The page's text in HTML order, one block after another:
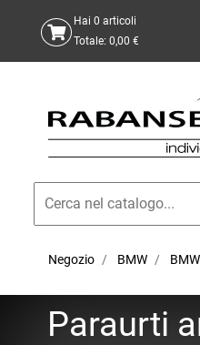
Hai 0 articoli
Totale: 0,00 €
Negozio BMW
Paraurti